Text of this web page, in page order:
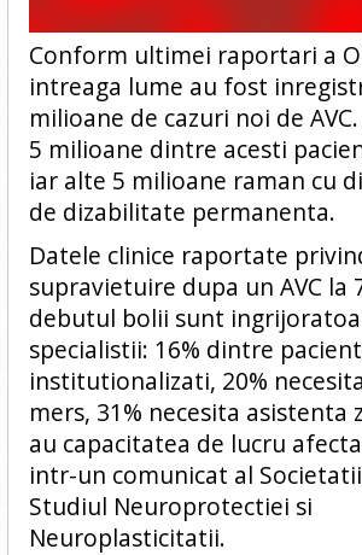
Conform ultimei raportari a
intreaga lume au fost
milioane de cazuri noi de
5 milioane dintre acesti
iar alte 5 milioane raman cu
de dizabilitate permanenta.
Datele clinice raportate
supravietuire dupa un AVC la
debutul bolii sunt
specialistii: 16% dintre
institutionalizati, 20%
mers, 31% necesita asistenta
au capacitatea de lucru
intr-un comunicat al
Studiul Neuroprotectiei si
Neuroplasticitatii.